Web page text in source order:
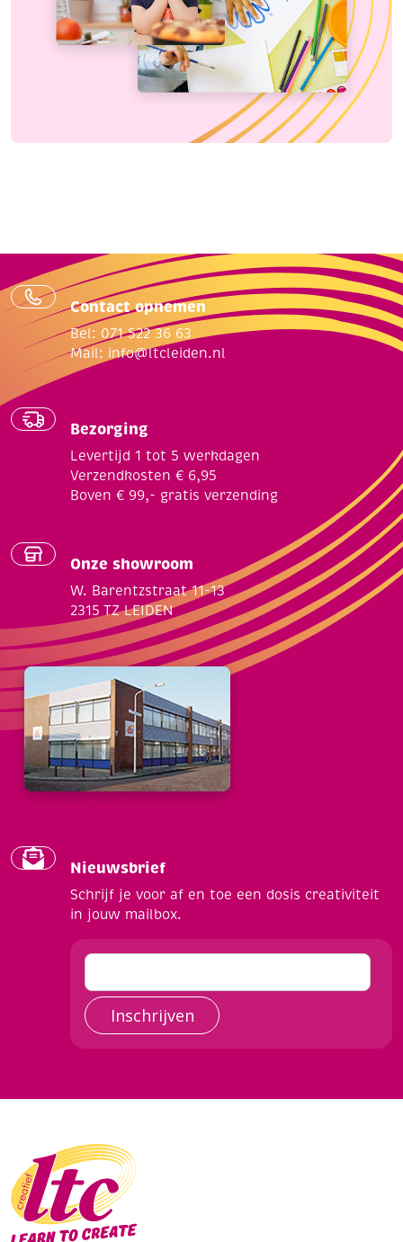
Contact opnemen
Bel: 071 522 36 63
Mail: info@ltcleiden.nl
Bezorging
Levertijd 1 tot 5 werkdagen
Verzendkosten € 6,95
Boven € 99,- gratis verzending
Onze showroom
W. Barentzstraat 11-13
2315 TZ LEIDEN
Nieuwsbrief
Schrijf je voor af en toe een dosis creativiteit
in jouw mailbox.
Inschrijven